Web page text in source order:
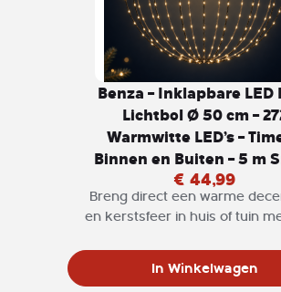
Benza – Inklapbare LED
Lichtbol Ø 50 cm –
Warmwitte LED’s –
Binnen en Buiten – 5 m
€ 44,99
Breng direct een warme
en kerstsfeer in huis of tuin
50 cm en bestaat uit 16
In Winkelwagen